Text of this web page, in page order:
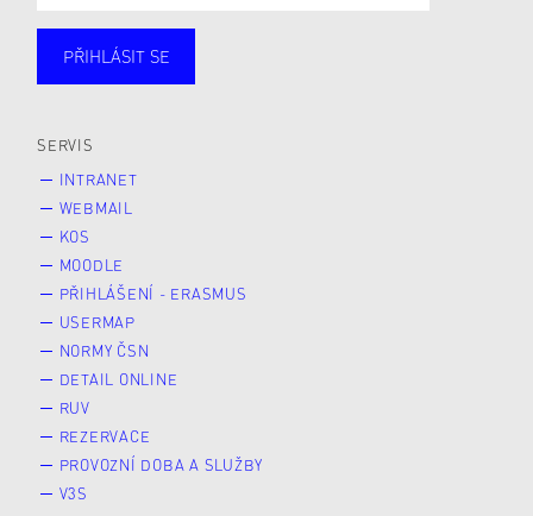
Studující
PŘIHLÁSIT SE
SERVIS
INTRANET
WEBMAIL
KOS
MOODLE
PŘIHLÁŠENÍ - ERASMUS
USERMAP
NORMY ČSN
DETAIL ONLINE
RUV
REZERVACE
PROVOZNÍ DOBA A SLUŽBY
V3S